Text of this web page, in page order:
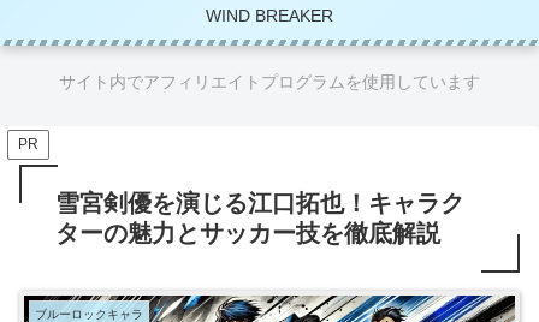
WIND BREAKER
サイト内でアフィリエイトプログラムを使用しています
PR
雪宮剣優を演じる江口拓也！キャラク
ターの魅力とサッカー技を徹底解説
ブルーロックキャラ